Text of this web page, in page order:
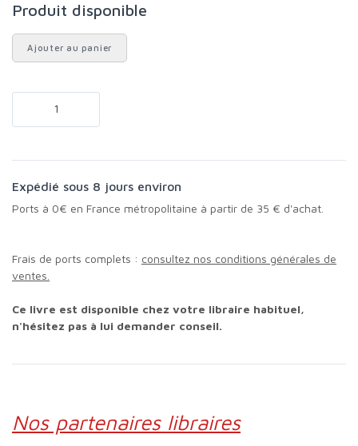
Produit disponible
Ajouter au panier
Expédié sous 8 jours environ
Ports à 0€ en France métropolitaine à partir de 35 € d'achat.
Frais de ports complets : consultez nos conditions générales de
ventes.
Ce livre est disponible chez votre libraire habituel,
n'hésitez pas à lui demander conseil.
Nos partenaires libraires